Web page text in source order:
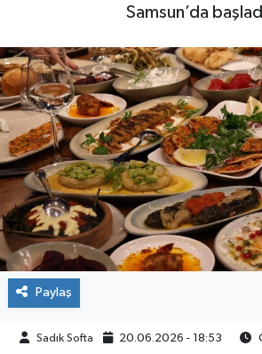
Samsun’da
Paylaş
Sadık Softa 20.06.2026 - 18:53
YAŞAM
ÇEVRE
İLÇELER
RESMİ İLANLAR
KÜLTÜR
TURİZM
MAGAZİN
Son Dakika Haberleri
Haber Arşivi